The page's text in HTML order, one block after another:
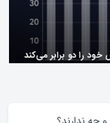
را دو برابر می‌کند